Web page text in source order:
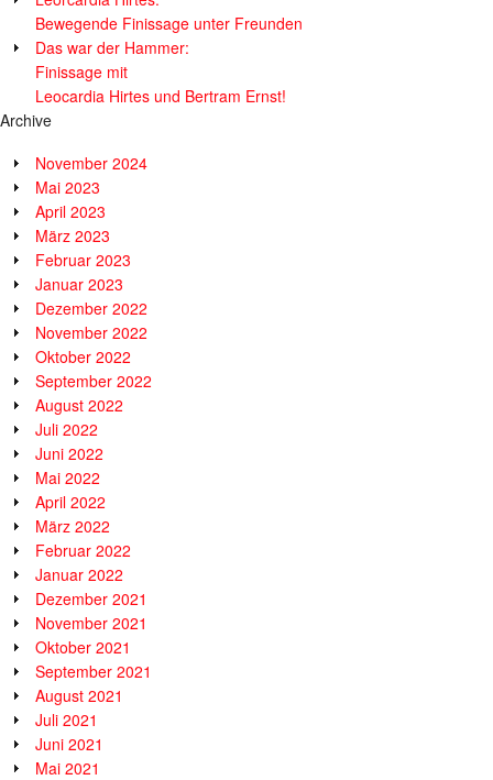
Bewegende Finissage unter Freunden
Das war der Hammer:
Finissage mit
Leocardia Hirtes und Bertram Ernst!
Archive
November 2024
Mai 2023
April 2023
März 2023
Februar 2023
Januar 2023
Dezember 2022
November 2022
Oktober 2022
September 2022
August 2022
Juli 2022
Juni 2022
Mai 2022
April 2022
März 2022
Februar 2022
Januar 2022
Dezember 2021
November 2021
Oktober 2021
September 2021
August 2021
Juli 2021
Juni 2021
Mai 2021